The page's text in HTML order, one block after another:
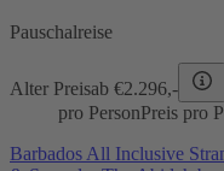
Pauschalreise
Alter Preisab €2.296,-
pro PersonPreis pro
Barbados All Inclusive